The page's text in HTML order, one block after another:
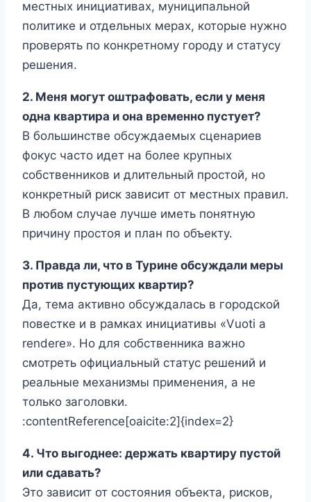
местных инициативах, муниципальной
политике и отдельных мерах, которые нужно
проверять по конкретному городу и статусу
решения.
2. Меня могут оштрафовать, если у меня
одна квартира и она временно пустует?
В большинстве обсуждаемых сценариев
фокус часто идет на более крупных
собственников и длительный простой, но
конкретный риск зависит от местных правил.
В любом случае лучше иметь понятную
причину простоя и план по объекту.
3. Правда ли, что в Турине обсуждали меры
против пустующих квартир?
Да, тема активно обсуждалась в городской
повестке и в рамках инициативы «Vuoti a
rendere». Но для собственника важно
смотреть официальный статус решений и
реальные механизмы применения, а не
только заголовки.
:contentReference[oaicite:2]{index=2}
4. Что выгоднее: держать квартиру пустой
или сдавать?
Это зависит от состояния объекта, рисков,